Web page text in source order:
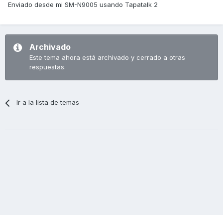
Enviado desde mi SM-N9005 usando Tapatalk 2
Archivado
Este tema ahora está archivado y cerrado a otras
respuestas.
Ir a la lista de temas